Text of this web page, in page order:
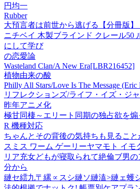
円均一
Rubber
大預言者は前世から逃げる【分冊版】
ニチベイ 木製ブラインド クレール50
にして学び
の恋愛論
Wasteland Clan/A New Era[LBR216452]
植物由来の酸
Philly All Stars/Love Is The Message
リフレクションズ/ライフ・イズ・ジ
昨年アニメ化
極甘同棲～エリート同期の独占欲を
R 機種対応
ちゃんとその背後の気持ちも見るこ
スミス ワーム ゲーリーヤマモト イモ
リア充女どもが寝取られて絶倫ブ男
分から
縺セ繧九〒縲∝スシ縺ソ縺溘>縺ェ蠖